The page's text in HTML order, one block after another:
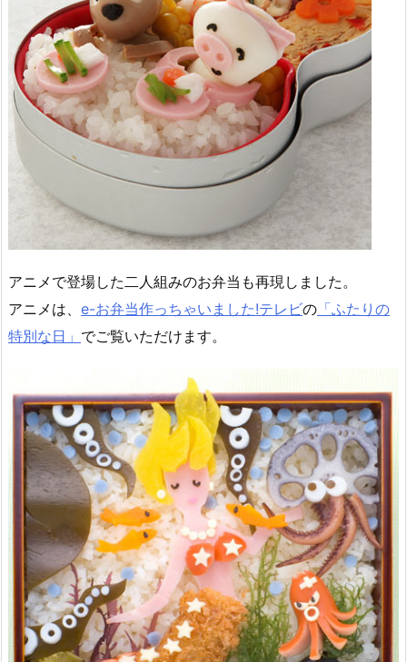
アニメで登場した二人組みのお弁当も再現しました。
アニメは、 e-お弁当作っちゃいました!テレビの 「ふたりの
特別な日」 でご覧いただけます。